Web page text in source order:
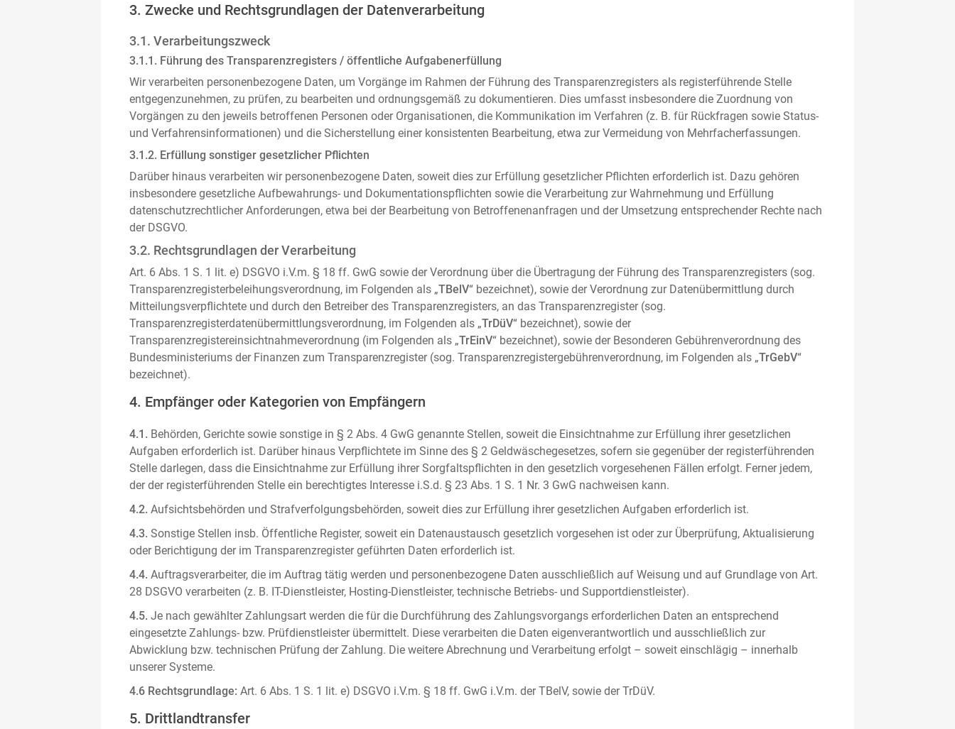
3. Zwecke und Rechtsgrundlagen der Datenverarbeitung
3.1. Verarbeitungszweck
3.1.1. Führung des Transparenzregisters / öffentliche Aufgabenerfüllung
Wir verarbeiten personenbezogene Daten, um Vorgänge im Rahmen der Führung des Transparenzregisters als registerführende Stelle
entgegenzunehmen, zu prüfen, zu bearbeiten und ordnungsgemäß zu dokumentieren. Dies umfasst insbesondere die Zuordnung von
Vorgängen zu den jeweils betroffenen Personen oder Organisationen, die Kommunikation im Verfahren (z. B. für Rückfragen sowie Status-
und Verfahrensinformationen) und die Sicherstellung einer konsistenten Bearbeitung, etwa zur Vermeidung von Mehrfacherfassungen.
3.1.2. Erfüllung sonstiger gesetzlicher Pflichten
Darüber hinaus verarbeiten wir personenbezogene Daten, soweit dies zur Erfüllung gesetzlicher Pflichten erforderlich ist. Dazu gehören
insbesondere gesetzliche Aufbewahrungs- und Dokumentationspflichten sowie die Verarbeitung zur Wahrnehmung und Erfüllung
datenschutzrechtlicher Anforderungen, etwa bei der Bearbeitung von Betroffenenanfragen und der Umsetzung entsprechender Rechte nach
der DSGVO.
3.2. Rechtsgrundlagen der Verarbeitung
Art. 6 Abs. 1 S. 1 lit. e) DSGVO i.V.m. § 18 ff. GwG sowie der Verordnung über die Übertragung der Führung des Transparenzregisters (sog.
Transparenzregisterbeleihungsverordnung, im Folgenden als „TBelV“ bezeichnet), sowie der Verordnung zur Datenübermittlung durch
Mitteilungsverpflichtete und durch den Betreiber des Transparenzregisters, an das Transparenzregister (sog.
Transparenzregisterdatenübermittlungsverordnung, im Folgenden als „TrDüV“ bezeichnet), sowie der
Transparenzregistereinsichtnahmeverordnung (im Folgenden als „TrEinV“ bezeichnet), sowie der Besonderen Gebührenverordnung des
Bundesministeriums der Finanzen zum Transparenzregister (sog. Transparenzregistergebührenverordnung, im Folgenden als „TrGebV“
bezeichnet).
4. Empfänger oder Kategorien von Empfängern
4.1. Behörden, Gerichte sowie sonstige in § 2 Abs. 4 GwG genannte Stellen, soweit die Einsichtnahme zur Erfüllung ihrer gesetzlichen
Aufgaben erforderlich ist. Darüber hinaus Verpflichtete im Sinne des § 2 Geldwäschegesetzes, sofern sie gegenüber der registerführenden
Stelle darlegen, dass die Einsichtnahme zur Erfüllung ihrer Sorgfaltspflichten in den gesetzlich vorgesehenen Fällen erfolgt. Ferner jedem,
der der registerführenden Stelle ein berechtigtes Interesse i.S.d. § 23 Abs. 1 S. 1 Nr. 3 GwG nachweisen kann.
4.2. Aufsichtsbehörden und Strafverfolgungsbehörden, soweit dies zur Erfüllung ihrer gesetzlichen Aufgaben erforderlich ist.
4.3. Sonstige Stellen insb. Öffentliche Register, soweit ein Datenaustausch gesetzlich vorgesehen ist oder zur Überprüfung, Aktualisierung
oder Berichtigung der im Transparenzregister geführten Daten erforderlich ist.
4.4. Auftragsverarbeiter, die im Auftrag tätig werden und personenbezogene Daten ausschließlich auf Weisung und auf Grundlage von Art.
28 DSGVO verarbeiten (z. B. IT-Dienstleister, Hosting-Dienstleister, technische Betriebs- und Supportdienstleister).
4.5. Je nach gewählter Zahlungsart werden die für die Durchführung des Zahlungsvorgangs erforderlichen Daten an entsprechend
eingesetzte Zahlungs- bzw. Prüfdienstleister übermittelt. Diese verarbeiten die Daten eigenverantwortlich und ausschließlich zur
Abwicklung bzw. technischen Prüfung der Zahlung. Die weitere Abrechnung und Verarbeitung erfolgt – soweit einschlägig – innerhalb
unserer Systeme.
4.6 Rechtsgrundlage: Art. 6 Abs. 1 S. 1 lit. e) DSGVO i.V.m. § 18 ff. GwG i.V.m. der TBelV, sowie der TrDüV.
5. Drittlandtransfer